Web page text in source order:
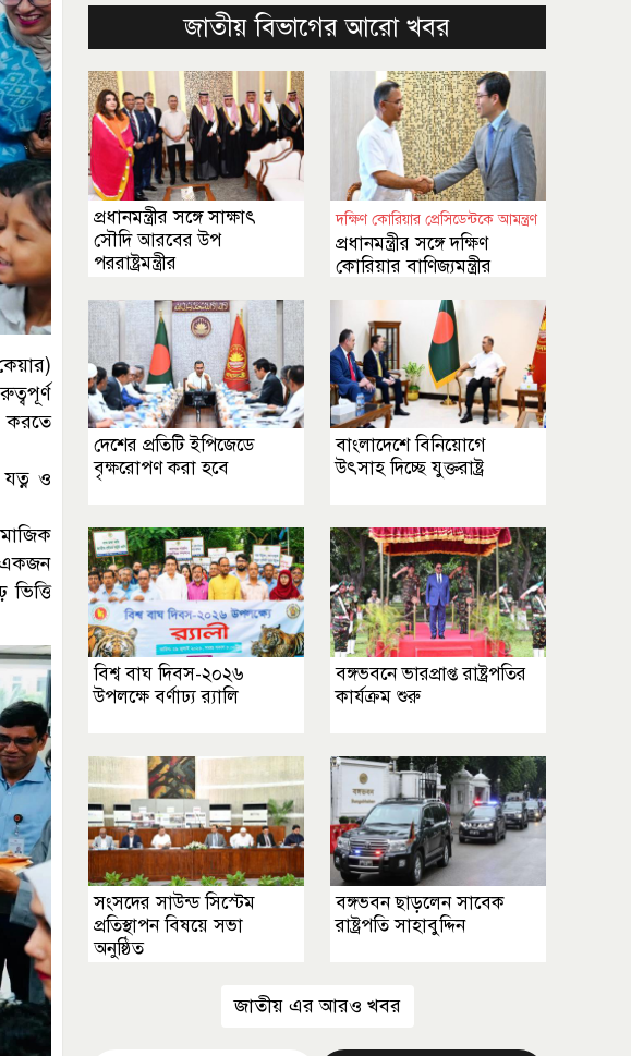
করতে
ও
একজন
জাতীয় বিভাগের আরো খবর
প্রধানমন্ত্রীর সঙ্গে সাক্ষাৎ
সৌদি আরবের উপ
পররাষ্ট্রমন্ত্রীর
দক্ষিণ কোরিয়ার প্রেসিডেন্টকে আমন্ত্রণ
প্রধানমন্ত্রীর সঙ্গে দক্ষিণ
কোরিয়ার বাণিজ্যমন্ত্রীর
দেশের প্রতিটি ইপিজেডে
বৃক্ষরোপণ করা হবে
বাংলাদেশে বিনিয়োগে
উৎসাহ দিচ্ছে যুক্তরাষ্ট্র
বিশ্ব বাঘ দিবস-২০২৬
উপলক্ষে বর্ণাঢ্য র‌্যালি
বঙ্গভবনে ভারপ্রাপ্ত রাষ্ট্রপতির
কার্যক্রম শুরু
সংসদের সাউন্ড সিস্টেম
প্রতিস্থাপন বিষয়ে সভা
অনুষ্ঠিত
বঙ্গভবন ছাড়লেন সাবেক
রাষ্ট্রপতি সাহাবুদ্দিন
জাতীয় এর আরও খবর